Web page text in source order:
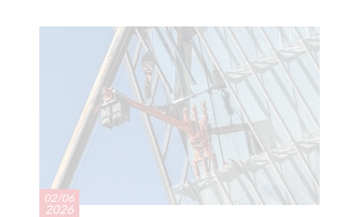
02/06
2026